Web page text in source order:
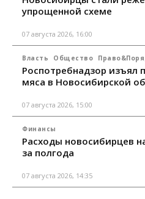
упрощенной схеме
07 августа 2026, 16:00
Власть Общество
Роспотребнадзор изъял
мяса в Новосибирской
07 августа 2026, 15:00
Финансы
Расходы новосибирцев
за полгода
07 августа 2026, 14:35